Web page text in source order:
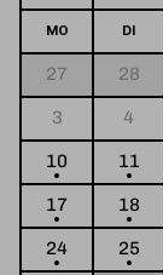
MO DI
27 28
3
4
10
11
17
18
24
25